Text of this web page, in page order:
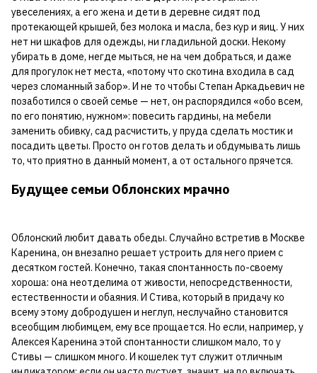
увеселениях, а его жена и дети в деревне сидят под
протекающей крышей, без молока и масла, без кур и яиц. У них
нет ни шкафов для одежды, ни гладильной доски. Некому
убирать в доме, негде мыться, не на чем добраться, и даже
для прогулок нет места, «потому что скотина входила в сад
через сломанный забор». И не то чтобы Степан Аркадьевич не
позаботился о своей семье — нет, он распорядился «обо всем,
по его понятию, нужном»: повесить гардины, на мебели
заменить обивку, сад расчистить, у пруда сделать мостик и
посадить цветы. Просто он готов делать и обдумывать лишь
то, что приятно в данный момент, а от остального прячется.
Будущее семьи Облонских мрачно
Облонский любит давать обеды. Случайно встретив в Москве
Каренина, он внезапно решает устроить для него прием с
десятком гостей. Конечно, такая спонтанность по-своему
хороша: она неотделима от живости, непосредственности,
естественности и обаяния. И Стива, который в придачу ко
всему этому добродушен и неглуп, неслучайно становится
всеобщим любимцем, ему все прощается. Но если, например, у
Алексея Каренина этой спонтанности слишком мало, то у
Стивы — слишком много. И кошелек тут служит отличным